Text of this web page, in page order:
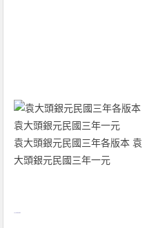
袁大頭銀元民國三年各版本 袁
大頭銀元民國三年一元